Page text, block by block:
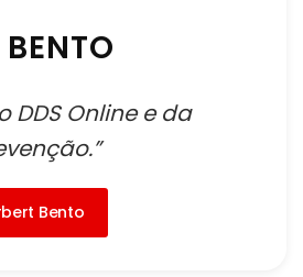
BENTO
DDS Online e da
Bento